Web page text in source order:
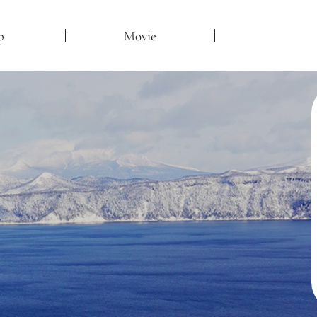
Movie